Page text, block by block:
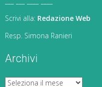
Scrivi alla: Redazione Web
Resp. Simona Ranieri
Archivi
Archivi